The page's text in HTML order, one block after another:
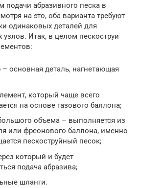
подачи абразивного песка в
на это, оба варианта требуют
одинаковых деталей для
Итак, в целом пескоструи
– основная деталь, нагнетающая
который чаще всего
на основе газового баллона;
объема – выполняется из
или фреонового баллона, именно
пескоструйный песок;
который и будет
подача абразива;
шланги.